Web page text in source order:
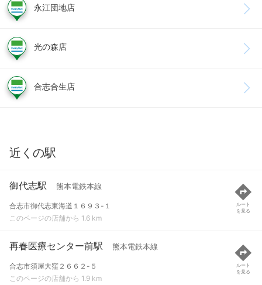
永江団地店
光の森店
合志合生店
近くの駅
御代志駅 熊本電鉄本線
合志市御代志東海道１６９３-１
このページの店舗から 1.6 km
ルート
を見る
再春医療センター前駅 熊本電鉄本線
合志市須屋大窪２６６２-５
このページの店舗から 1.9 km
ルート
を見る